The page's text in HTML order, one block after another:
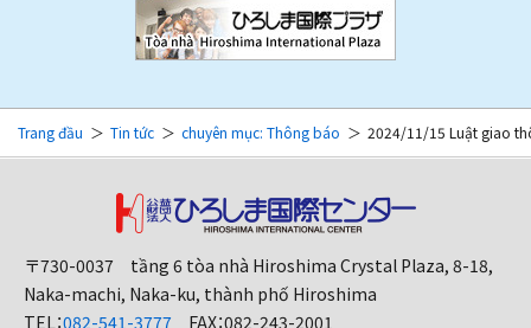
Trang đầu Tin tức chuyên mục: Thông báo 2024/11/15 Luật giao
〒730-0037 tầng 6 tòa nhà Hiroshima Crystal Plaza, 8-18,
Naka-machi, Naka-ku, thành phố Hiroshima
TEL：082-541-3777 FAX：082-243-2001